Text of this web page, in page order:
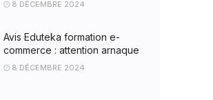
8 DÉCEMBRE 2024
Avis Eduteka formation e-
commerce : attention arnaque
8 DÉCEMBRE 2024